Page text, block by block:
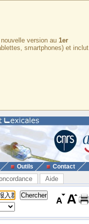
version au 1er
smartphones) et inclut
Outils Contact
Aide